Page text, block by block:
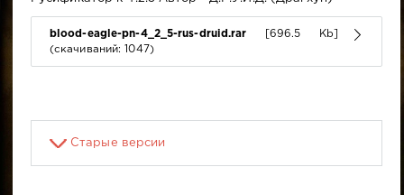
blood-eagle-pn-4_2_5-rus-druid.rar [696.5 Kb]
(cкачиваний: 1047)
Старые версии